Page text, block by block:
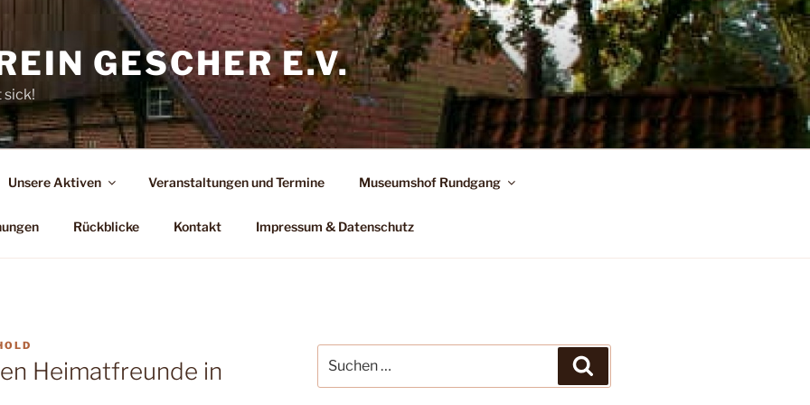
GESCHER E.V.
sick!
Unsere Aktiven Veranstaltungen und Termine Museumshof Rundgang
Rückblicke Kontakt Impressum & Datenschutz
Heimatfreunde in
nach: